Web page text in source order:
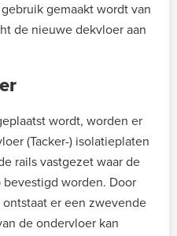
gemaakt wordt van
de nieuwe dekvloer aan
wordt, worden er
(Tacker-) isolatieplaten
rails vastgezet waar de
worden. Door
er een zwevende
de ondervloer kan